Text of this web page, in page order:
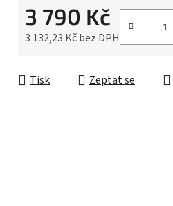
hvězdiček.
3 790 Kč
3 132,23 Kč bez DPH
Tisk Zeptat se